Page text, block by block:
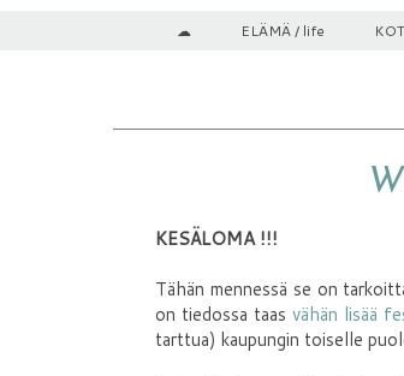
☁ ELÄMÄ / life
KESÄLOMA !!!
Tähän mennessä se on
on tiedossa taas vähän lisää
tarttua) kaupungin toiselle